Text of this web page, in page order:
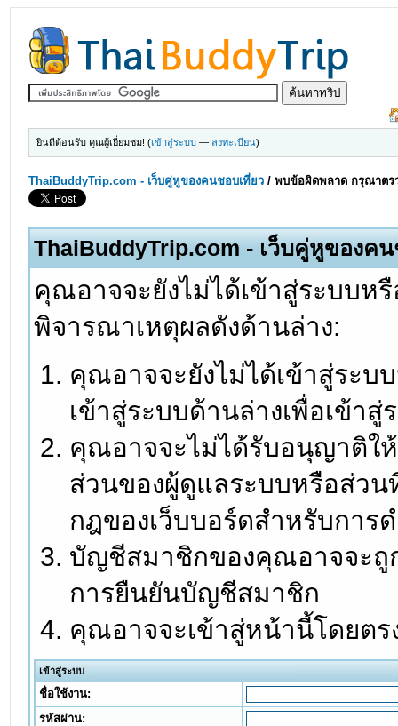
ยินดีต้อนรับ คุณผู้เยี่ยมชม! (เข้าสู่ระบบ — ลงทะเบียน)
ThaiBuddyTrip.com - เว็บคู่หูของคนชอบเที่ยว /พบข้อผิดพลาด กรุณาตร
ThaiBuddyTrip.com - เว็บคู่หูของค
คุณอาจจะยังไม่ได้เข้าสู่ระบบ
พิจารณาเหตุผลดังด้านล่าง:
คุณอาจจะยังไม่ได้เข้าสู่ระบ
เข้าสู่ระบบด้านล่างเพื่อเข้า
คุณอาจจะไม่ได้รับอนุญาติใ
ส่วนของผู้ดูแลระบบหรือส่ว
กฎของเว็บบอร์ดสำหรับการ
บัญชีสมาชิกของคุณอาจจะถู
การยืนยันบัญชีสมาชิก
คุณอาจจะเข้าสู่หน้านี้โดยต
เข้าสู่ระบบ
ชื่อใช้งาน:
รหัสผ่าน: